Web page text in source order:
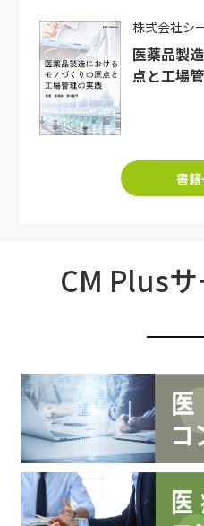
株式会社シ
医薬品製
点と工場
書
CM Plus